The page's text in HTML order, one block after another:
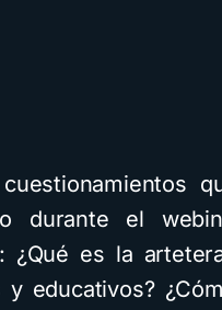
durante el
es la
educativos?